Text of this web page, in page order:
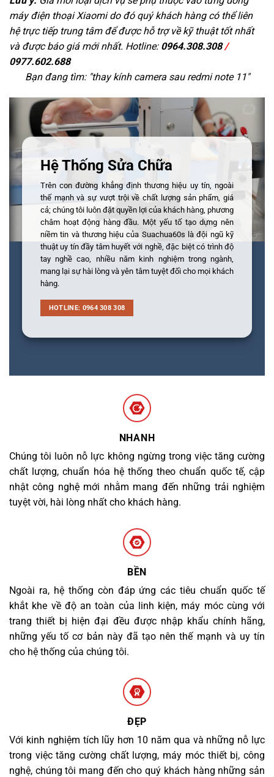
máy điện thoại Xiaomi do đó quý khách hàng có thể liên
hệ trực tiếp trung tâm để được hỗ trợ về kỹ thuật tốt nhất
và được báo giá mới nhất. Hotline: 0964.308.308/
0977.602.688
Bạn đang tìm: "thay kính camera sau redmi note 11"
Hệ Thống Sửa Chữa
Trên con đường khẳng định thương hiệu uy tín, ngoài
thế mạnh và sự vượt trội về chất lượng sản phẩm, giá
cả; chúng tôi luôn đặt quyền lợi của khách hàng, phương
châm hoạt động hàng đầu. Một yếu tố tạo dựng nên
niềm tin và thương hiệu của Suachua60s là đội ngũ kỹ
thuật uy tín đầy tâm huyết với nghề, đặc biệt có trình độ
tay nghề cao, nhiều năm kinh nghiệm trong ngành,
mang lại sự hài lòng và yên tâm tuyệt đối cho mọi khách
hàng.
HOTLINE: 0964 308 308
NHANH
Chúng tôi luôn nỗ lực không ngừng trong việc tăng cường
chất lượng, chuẩn hóa hệ thống theo chuẩn quốc tế, cập
nhật công nghệ mới nhằm mang đến những trải nghiệm
tuyệt vời, hài lòng nhất cho khách hàng.
BỀN
Ngoài ra, hệ thống còn đáp ứng các tiêu chuẩn quốc tế
khắt khe về độ an toàn của linh kiện, máy móc cùng với
trang thiết bị hiện đại đều được nhập khẩu chính hãng,
những yếu tố cơ bản này đã tạo nên thế mạnh và uy tín
cho hệ thống của chúng tôi.
ĐẸP
Với kinh nghiệm tích lũy hơn 10 năm qua và những nỗ lực
trong việc tăng cường chất lượng, máy móc thiết bị, công
nghệ, chúng tôi mang đến cho quý khách hàng những sản